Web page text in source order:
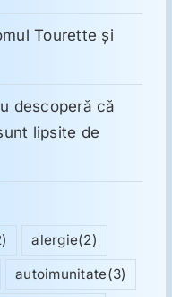
Tourette şi
descoperă că
lipsite de
alergie(2)
autoimunitate(3)